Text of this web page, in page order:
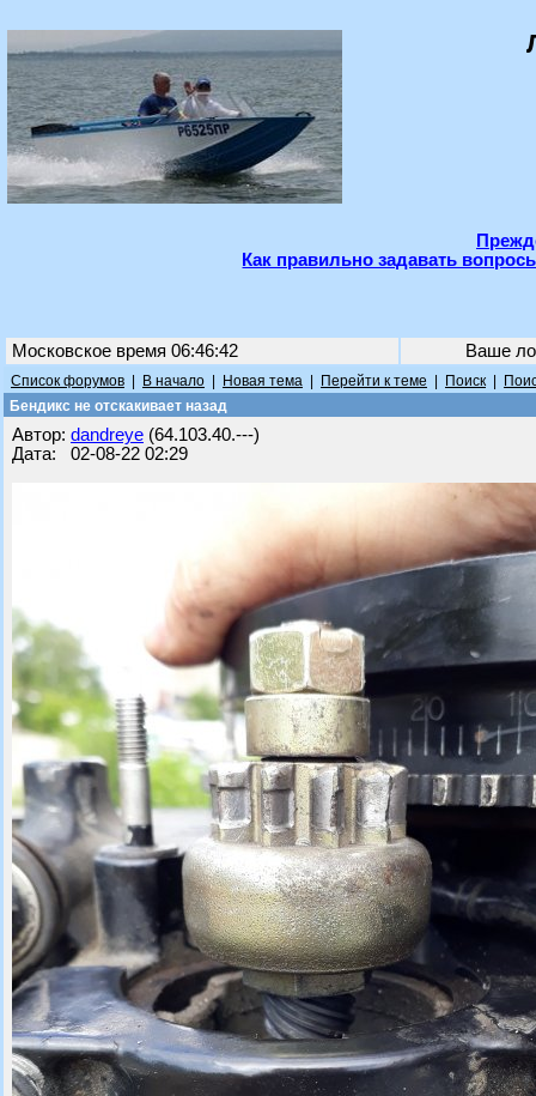
Как правильно задавать
Московское время 06:46:42 Ваше
Список форумов В начало Новая тема Перейти к теме Поиск
Бендикс не отскакивает назад
Автор: dandreye (64.103.40.---)
Дата: 02-08-22 02:29